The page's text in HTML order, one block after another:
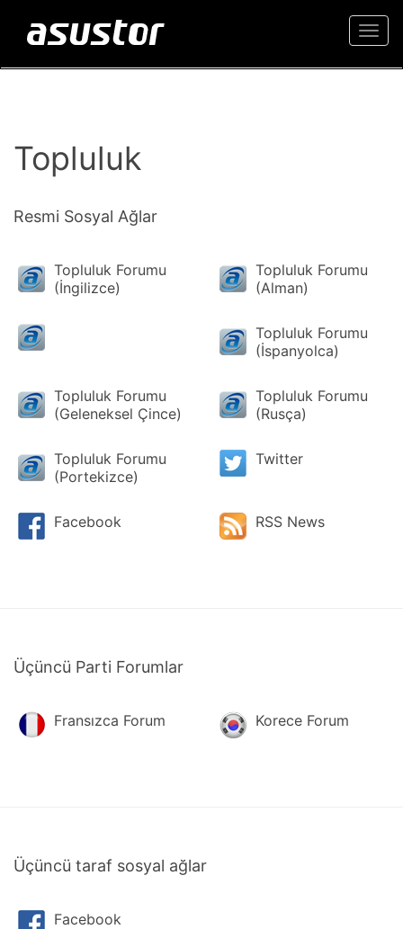
Topluluk
Resmi Sosyal Ağlar
Topluluk Forumu
(İngilizce)
Topluluk Forumu
(Alman)
Topluluk Forumu
(İspanyolca)
Topluluk Forumu
(Geleneksel Çince)
Topluluk Forumu
(Rusça)
Topluluk Forumu
(Portekizce)
Twitter
Facebook RSS News
Üçüncü Parti Forumlar
Fransızca Forum Korece Forum
Üçüncü taraf sosyal ağlar
Facebook